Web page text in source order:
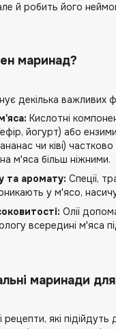
й робить його
маринад?
декілька важливих
Кислотні
йогурт) або
чи ківі)
м'яса більш ніжними.
та аромату: Спеції,
у м'ясо,
Олії
всередині м'яса
маринади
які підійдуть